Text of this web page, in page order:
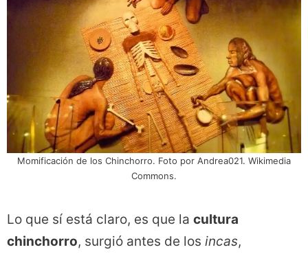
Momificación de los Chinchorro. Foto por Andrea021. Wikimedia
Commons.
Lo que sí está claro, es que la cultura
chinchorro, surgió antes de los incas,